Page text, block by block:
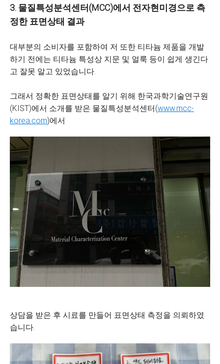
3. 물질특성분석센터(MCC)에서 전자현미경으로 측
정한 표면상태 결과
대부분의 소비자를 포함하여 저 또한 티타늄 제품을 개발
하기 전에는 티타늄 특성상 지문 및 얼룩 등이 쉽게 생긴다
고 잘못 알고 있었습니다.
그래서 정확한 표면상태를 알기 위해 한국과학기술연구원
(KIST)에서 소개를 받은 물질특성분석센터(www.mcc-
korea.com)에서
상담을 받은 후 시료를 만들어 표면상태 측정을 의뢰하였
습니다.